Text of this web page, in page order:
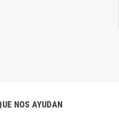
NOS AYUDAN